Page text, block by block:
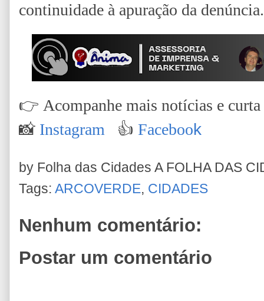
continuidade à apuração da denúncia.
👉 Acompanhe mais notícias e curta
📸 Instagram 👍 Facebook
by Folha das Cidades A FOLHA DAS
Tags: ARCOVERDE, CIDADES
Nenhum comentário:
Postar um comentário